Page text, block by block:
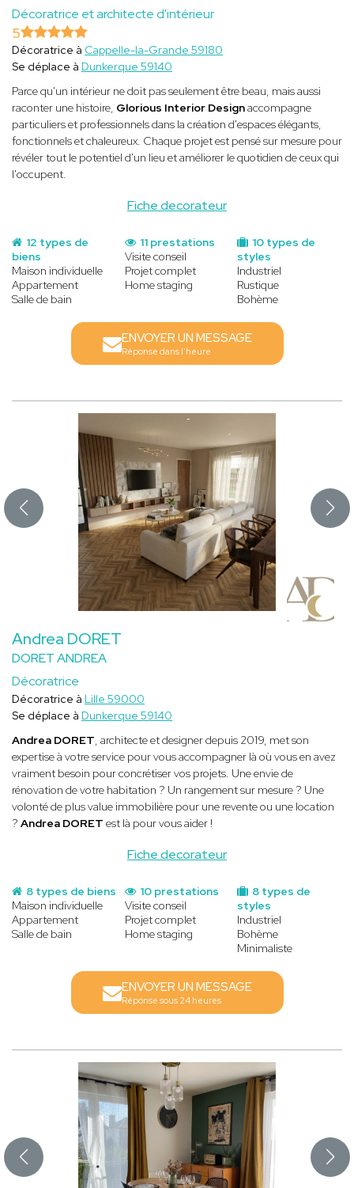
Décoratrice et architecte d'intérieur
Fiche decorateur
5
Décoratrice à Cappelle-la-Grande 59180
Se déplace à Dunkerque 59140
Parce qu'un intérieur ne doit pas seulement être beau, mais aussi
raconter une histoire, Glorious Interior Designaccompagne
particuliers et professionnels dans la création d'espaces élégants,
fonctionnels et chaleureux. Chaque projet est pensé sur mesure pour
révéler tout le potentiel d'un lieu et améliorer le quotidien de ceux qui
l'occupent.
12 types de
biens
Maison individuelle
Appartement
Salle de bain
10 types de
styles
Industriel
Rustique
Bohème
11 prestations
Visite conseil
Projet complet
Home staging
ENVOYER UN MESSAGE
Réponse dans l'heure
Andrea DORET
DORET ANDREA
Décoratrice
Fiche decorateur
Décoratrice à Lille 59000
Se déplace à Dunkerque 59140
Andrea DORET , architecte et designer depuis 2019, met son
expertise à votre service pour vous accompagner là où vous en avez
vraiment besoin pour concrétiser vos projets. Une envie de
rénovation de votre habitation ? Un rangement sur mesure ? Une
volonté de plus value immobilière pour une revente ou une location
? Andrea DORET est là pour vous aider !
8 types de biens
Maison individuelle
Appartement
Salle de bain
8 types de
styles
Industriel
Bohème
Minimaliste
10 prestations
Visite conseil
Projet complet
Home staging
ENVOYER UN MESSAGE
Réponse sous 24 heures